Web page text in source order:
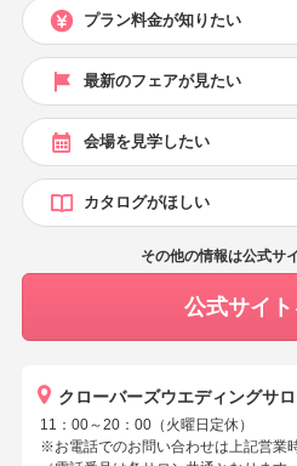
プラン料金が知りたい
最新のフェアが見たい
会場を見学したい
カタログがほしい
その他の情報は公式サ
公式サイ
クローバーズウエディングサ
11：00～20：00（火曜日定休）
※お電話でのお問い合わせは上記営業